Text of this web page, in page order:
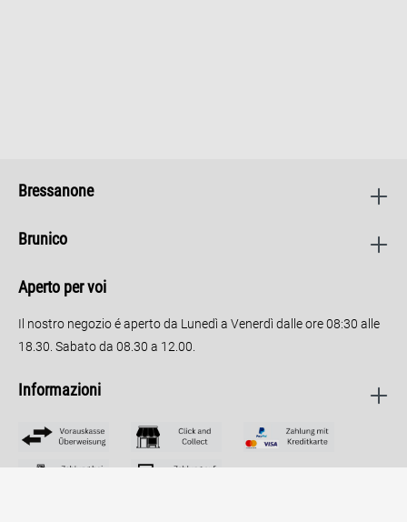
Bressanone
Brunico
Aperto per voi
Il nostro negozio é aperto da Lunedì a Venerdì dalle ore 08:30 alle
18.30. Sabato da 08.30 a 12.00.
Informazioni